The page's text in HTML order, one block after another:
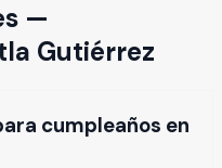
—
Gutiérrez
cumpleaños en